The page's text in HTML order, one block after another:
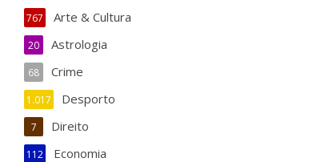
Arte & Cultura
767
Astrologia
20
Crime
68
Desporto
1.017
Direito
7
Economia
112